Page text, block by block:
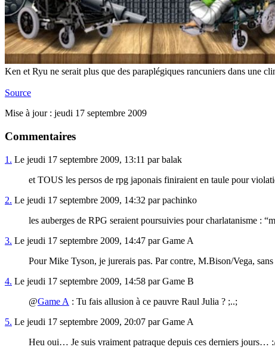
Ken et Ryu ne serait plus que des paraplégiques rancuniers dans une
Source
Mise à jour : jeudi 17 septembre 2009
Commentaires
1. Le jeudi 17 septembre 2009, 13:11 par balak
et TOUS les persos de rpg japonais finiraient en taule pour
2. Le jeudi 17 septembre 2009, 14:32 par pachinko
les auberges de RPG seraient poursuivies pour charlatanisme :
3. Le jeudi 17 septembre 2009, 14:47 par Game A
Pour Mike Tyson, je jurerais pas. Par contre, M.Bison/Vega,
4. Le jeudi 17 septembre 2009, 14:58 par Game B
@Game A : Tu fais allusion à ce pauvre Raul Julia ? ;..;
5. Le jeudi 17 septembre 2009, 20:07 par Game A
Heu oui… Je suis vraiment patraque depuis ces derniers jours…